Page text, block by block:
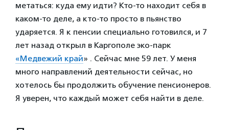
метаться: куда ему идти? Кто-то находит себя в
каком-то деле, а кто-то просто в пьянство
ударяется. Я к пенсии специально готовился, и 7
лет назад открыл в Каргополе эко-парк
«Медвежий край» . Сейчас мне 59 лет. У меня
много направлений деятельности сейчас, но
хотелось бы продолжить обучение пенсионеров.
Я уверен, что каждый может себя найти в деле.